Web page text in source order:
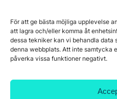
För att ge bästa möjliga upplevelse
att lagra och/eller komma åt
dessa tekniker kan vi behandla data
denna webbplats. Att inte samtycka
påverka vissa funktioner negativt.
Personuppgiftspolicy
www.citymark.se, Tel.
datahantering, integritet